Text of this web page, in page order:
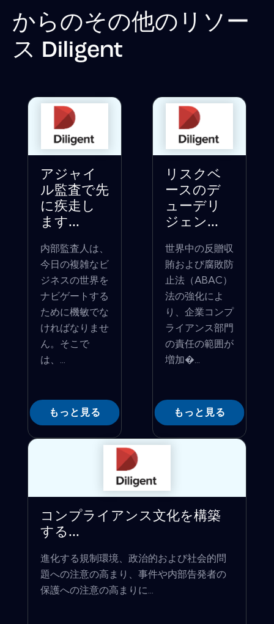
からのその他のリソー
ス Diligent
アジャイ
ル監査で先
に疾走し
ます...
内部監査人は、
今日の複雑なビ
ジネスの世界を
ナビゲートする
ために機敏でな
ければなりませ
ん。そこで
は、...
もっと見る
リスクベ
ースのデ
ューデリ
ジェン...
世界中の反贈収
賄および腐敗防
止法（ABAC）
法の強化によ
り、企業コンプ
ライアンス部門
の責任の範囲が
増加�...
もっと見る
コンプライアンス文化を構築
する...
進化する規制環境、政治的および社会的問
題への注意の高まり、事件や内部告発者の
保護への注意の高まりに...